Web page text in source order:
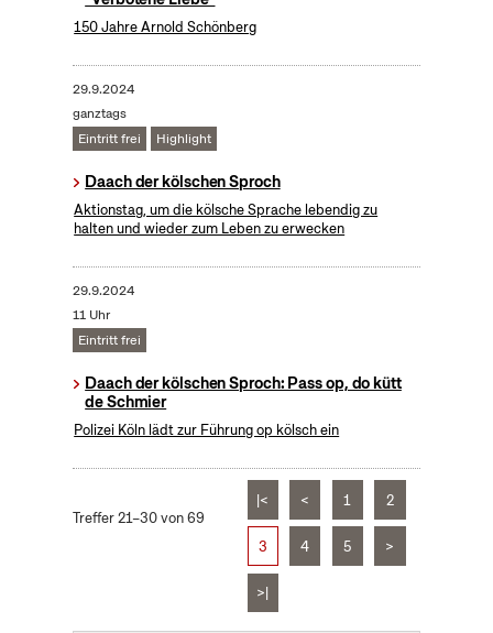
150 Jahre Arnold Schönberg
29.9.2024
ganztags
Eintritt frei
Highlight
Daach der kölschen Sproch
Aktionstag, um die kölsche Sprache lebendig zu
halten und wieder zum Leben zu erwecken
29.9.2024
11 Uhr
Eintritt frei
Daach der kölschen Sproch: Pass op, do kütt
de Schmier
Polizei Köln lädt zur Führung op kölsch ein
Treffer 21–30 von 69
|< < 1 2
3 4 5 >
>|